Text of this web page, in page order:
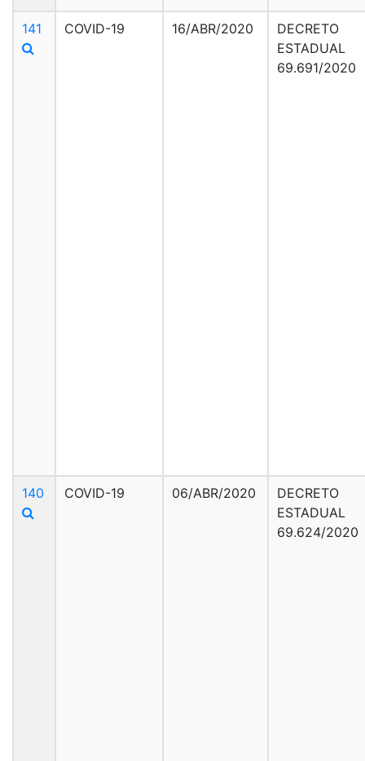
141 COVID-19 16/ABR/2020
DECRETO
ESTADUAL
69.691/2020
140 COVID-19 06/ABR/2020
DECRETO
ESTADUAL
69.624/2020